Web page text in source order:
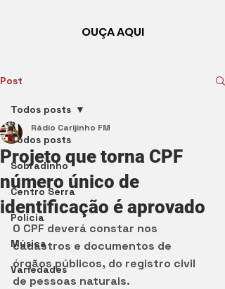
OUÇA AQUI
Post
Todos posts
Sobradinho
Centro Serra
Polícia
Música
Variedades
Todos posts
Projeto que torna CPF
número único de
identificação é aprovado
Rádio Carijinho FM
O CPF deverá constar nos
cadastros e documentos de
órgãos públicos, do registro civil
de pessoas naturais.